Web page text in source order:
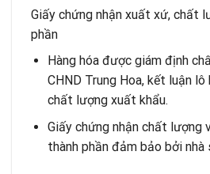
Giấy chứng nhận xuất xứ, chất
phần
Hàng hóa được giám định
CHND Trung Hoa, kết luận
chất lượng xuất khẩu.
Giấy chứng nhận chất lượng
thành phần đảm bảo bởi nhà